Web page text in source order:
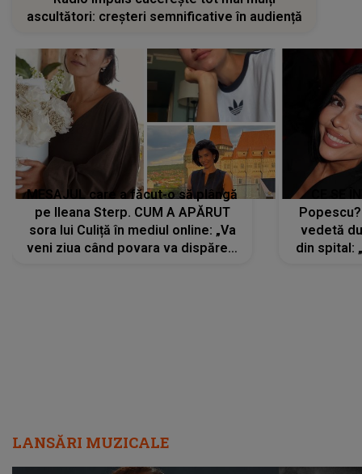
ascultători: creșteri semnificative în audiență
MESAJUL care a făcut-o să plângă
pe Ileana Sterp. CUM A APĂRUT
sora lui Culiță în mediul online: „Va
veni ziua când povara va dispărea,
vedetă
din spital:
LANSĂRI MUZICALE